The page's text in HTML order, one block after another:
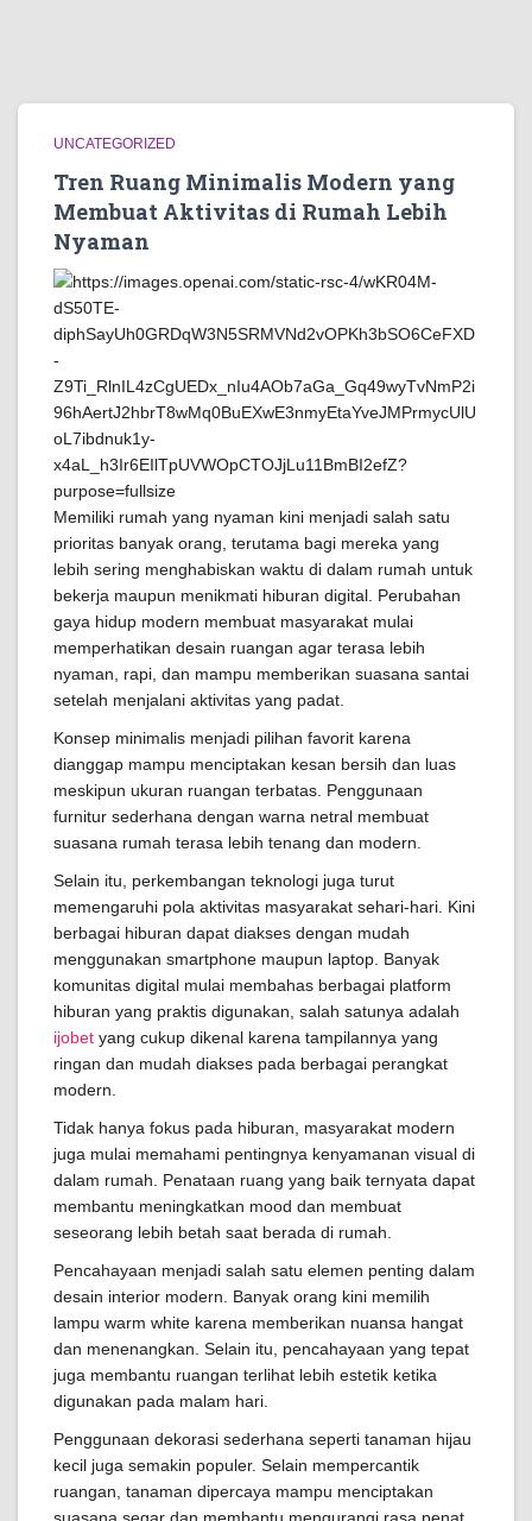
UNCATEGORIZED
Tren Ruang Minimalis Modern yang
Membuat Aktivitas di Rumah Lebih
Nyaman
Memiliki rumah yang nyaman kini menjadi salah satu
prioritas banyak orang, terutama bagi mereka yang
lebih sering menghabiskan waktu di dalam rumah untuk
bekerja maupun menikmati hiburan digital. Perubahan
gaya hidup modern membuat masyarakat mulai
memperhatikan desain ruangan agar terasa lebih
nyaman, rapi, dan mampu memberikan suasana santai
setelah menjalani aktivitas yang padat.
Konsep minimalis menjadi pilihan favorit karena
dianggap mampu menciptakan kesan bersih dan luas
meskipun ukuran ruangan terbatas. Penggunaan
furnitur sederhana dengan warna netral membuat
suasana rumah terasa lebih tenang dan modern.
Selain itu, perkembangan teknologi juga turut
memengaruhi pola aktivitas masyarakat sehari-hari. Kini
berbagai hiburan dapat diakses dengan mudah
menggunakan smartphone maupun laptop. Banyak
komunitas digital mulai membahas berbagai platform
hiburan yang praktis digunakan, salah satunya adalah
ijobet yang cukup dikenal karena tampilannya yang
ringan dan mudah diakses pada berbagai perangkat
modern.
Tidak hanya fokus pada hiburan, masyarakat modern
juga mulai memahami pentingnya kenyamanan visual di
dalam rumah. Penataan ruang yang baik ternyata dapat
membantu meningkatkan mood dan membuat
seseorang lebih betah saat berada di rumah.
Pencahayaan menjadi salah satu elemen penting dalam
desain interior modern. Banyak orang kini memilih
lampu warm white karena memberikan nuansa hangat
dan menenangkan. Selain itu, pencahayaan yang tepat
juga membantu ruangan terlihat lebih estetik ketika
digunakan pada malam hari.
Penggunaan dekorasi sederhana seperti tanaman hijau
kecil juga semakin populer. Selain mempercantik
ruangan, tanaman dipercaya mampu menciptakan